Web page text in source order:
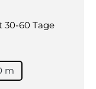
30-60 Tage
m